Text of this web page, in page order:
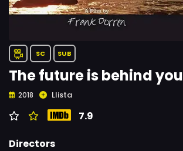
SC SUB
The future is behind you
2018 Llista
7.9
Directors